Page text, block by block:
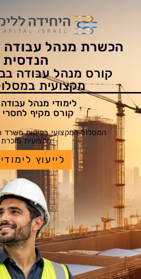
הכשרת מנהל עבודה
הנדסית
קורס מנהל עבודה
מקצועית במסלול
לימודי מנהל עבודה
קורס מקיף לחסרי
המסלול המקצועי בפיקוח
מקצועית מוכרת
לייעוץ